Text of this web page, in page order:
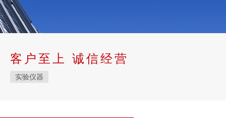
客户至上 诚信经营
实验仪器